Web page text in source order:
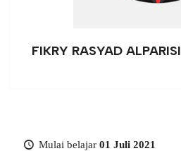
FIKRY RASYAD ALPARISI
Mulai belajar 01 Juli 2021